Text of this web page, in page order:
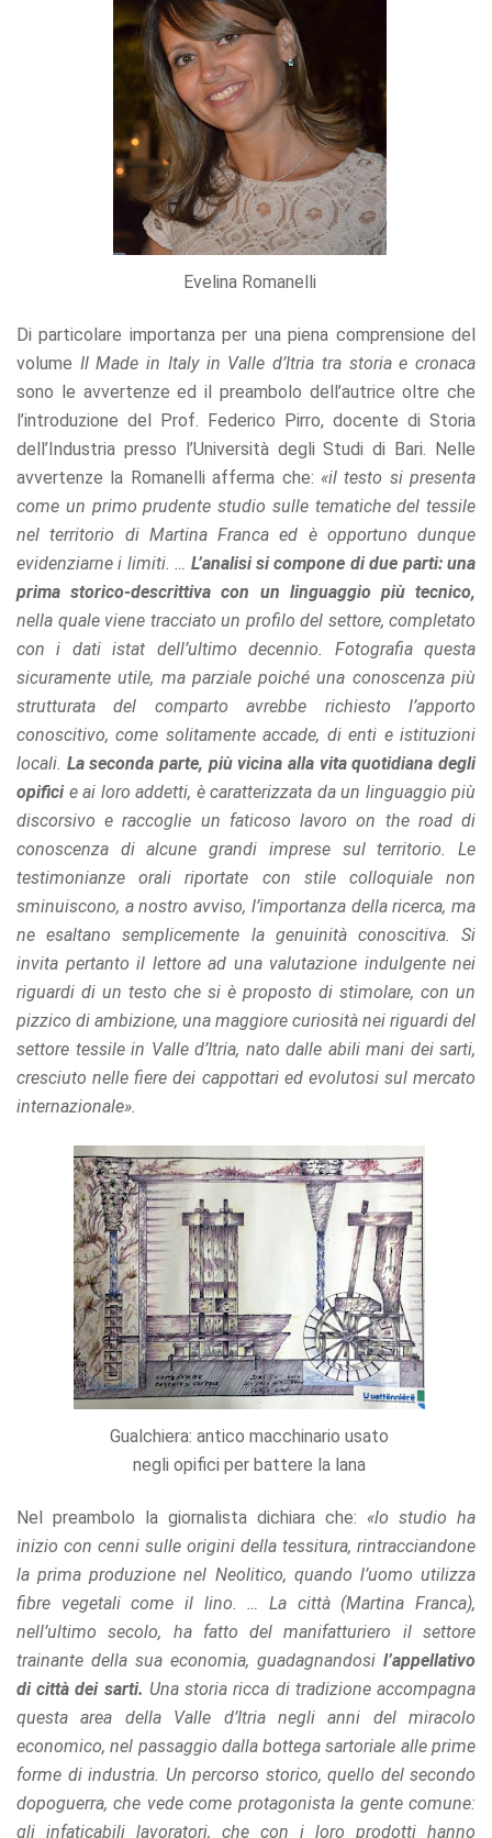
Evelina Romanelli
Di particolare importanza per una piena comprensione del
volume Il Made in Italy in Valle d’Itria tra storia e cronaca
sono le avvertenze ed il preambolo dell’autrice oltre che
l’introduzione del Prof. Federico Pirro, docente di Storia
dell’Industria presso l’Università degli Studi di Bari. Nelle
avvertenze la Romanelli afferma che: «il testo si presenta
come un primo prudente studio sulle tematiche del tessile
nel territorio di Martina Franca ed è opportuno dunque
evidenziarne i limiti. … L’analisi si compone di due parti: una
prima storico-descrittiva con un linguaggio più tecnico,
nella quale viene tracciato un profilo del settore, completato
con i dati istat dell’ultimo decennio. Fotografia questa
sicuramente utile, ma parziale poiché una conoscenza più
strutturata del comparto avrebbe richiesto l’apporto
conoscitivo, come solitamente accade, di enti e istituzioni
locali. La seconda parte, più vicina alla vita quotidiana degli
opifici e ai loro addetti, è caratterizzata da un linguaggio più
discorsivo e raccoglie un faticoso lavoro on the road di
conoscenza di alcune grandi imprese sul territorio. Le
testimonianze orali riportate con stile colloquiale non
sminuiscono, a nostro avviso, l’importanza della ricerca, ma
ne esaltano semplicemente la genuinità conoscitiva. Si
invita pertanto il lettore ad una valutazione indulgente nei
riguardi di un testo che si è proposto di stimolare, con un
pizzico di ambizione, una maggiore curiosità nei riguardi del
settore tessile in Valle d’Itria, nato dalle abili mani dei sarti,
cresciuto nelle fiere dei cappottari ed evolutosi sul mercato
internazionale».
Gualchiera: antico macchinario usato
negli opifici per battere la lana
Nel preambolo la giornalista dichiara che: «lo studio ha
inizio con cenni sulle origini della tessitura, rintracciandone
la prima produzione nel Neolitico, quando l’uomo utilizza
fibre vegetali come il lino. … La città (Martina Franca),
nell’ultimo secolo, ha fatto del manifatturiero il settore
trainante della sua economia, guadagnandosi l’appellativo
di città dei sarti. Una storia ricca di tradizione accompagna
questa area della Valle d’Itria negli anni del miracolo
economico, nel passaggio dalla bottega sartoriale alle prime
forme di industria. Un percorso storico, quello del secondo
dopoguerra, che vede come protagonista la gente comune:
gli infaticabili lavoratori, che con i loro prodotti hanno